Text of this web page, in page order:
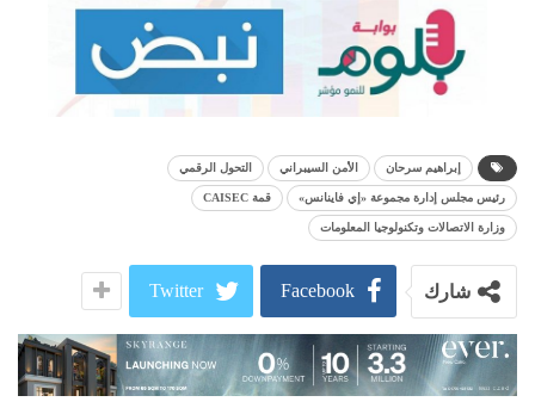
إبراهيم سرحان الأمن السيبراني التحول الرقمي
رئيس مجلس إدارة مجموعة «إي فاينانس» قمة CAISEC
وزارة الاتصالات وتكنولوجيا المعلومات
شارك Facebook
Twitter